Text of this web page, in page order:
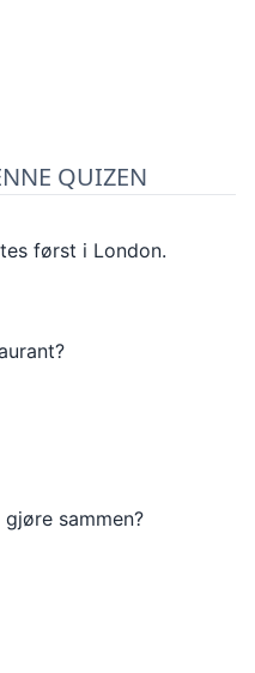
QUIZEN
først i London.
sammen?